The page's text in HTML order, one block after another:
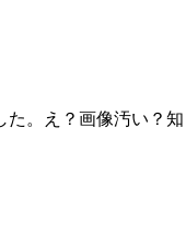
した。え？画像汚い